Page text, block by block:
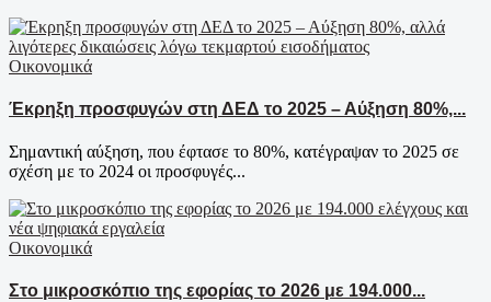
Οικονομικά
Έκρηξη προσφυγών στη ΔΕΔ το 2025 – Αύξηση 80%,...
Σημαντική αύξηση, που έφτασε το 80%, κατέγραψαν το 2025 σε
σχέση με το 2024 οι προσφυγές...
Οικονομικά
Στο μικροσκόπιο της εφορίας το 2026 με 194.000...